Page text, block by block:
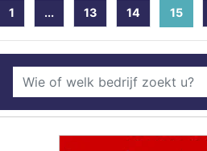
1 ... 13 14 15